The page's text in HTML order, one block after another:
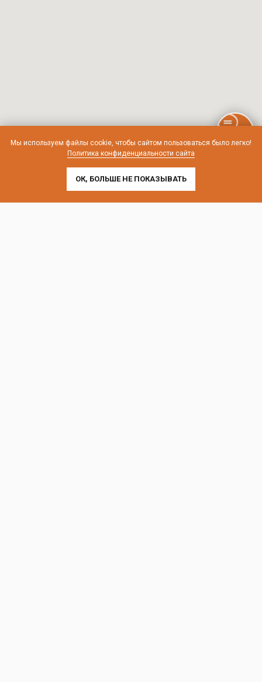
Мы используем файлы cookie, чтобы сайтом пользоваться было легко!
Политика конфиденциальности сайта
ОК, БОЛЬШЕ НЕ ПОКАЗЫВАТЬ